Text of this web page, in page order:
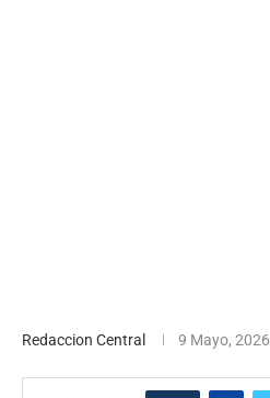
Redaccion Central 9 Mayo, 2026